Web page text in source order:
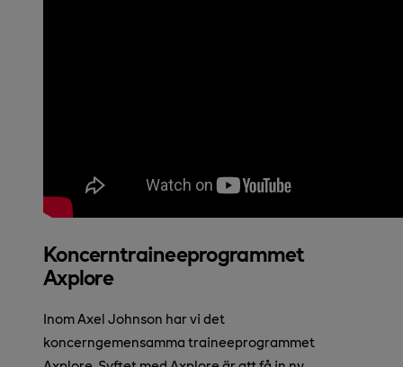
Koncerntraineeprogrammet
Axplore
Inom Axel Johnson har vi det
koncerngemensamma traineeprogrammet